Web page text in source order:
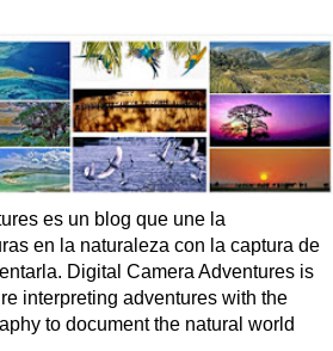
es un blog que une la
en la naturaleza con la captura de
Digital Camera Adventures is
interpreting adventures with the
to document the natural world